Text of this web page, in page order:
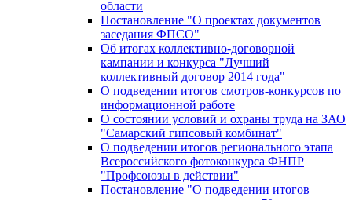
области
Постановление "О проектах документов
заседания ФПСО"
Об итогах коллективно-договорной
кампании и конкурса "Лучший
коллективный договор 2014 года"
О подведении итогов смотров-конкурсов по
информационной работе
О состоянии условий и охраны труда на ЗАО
"Самарский гипсовый комбинат"
О подведении итогов регионального этапа
Всероссийского фотоконкурса ФНПР
"Профсоюзы в действии"
Постановление "О подведении итогов